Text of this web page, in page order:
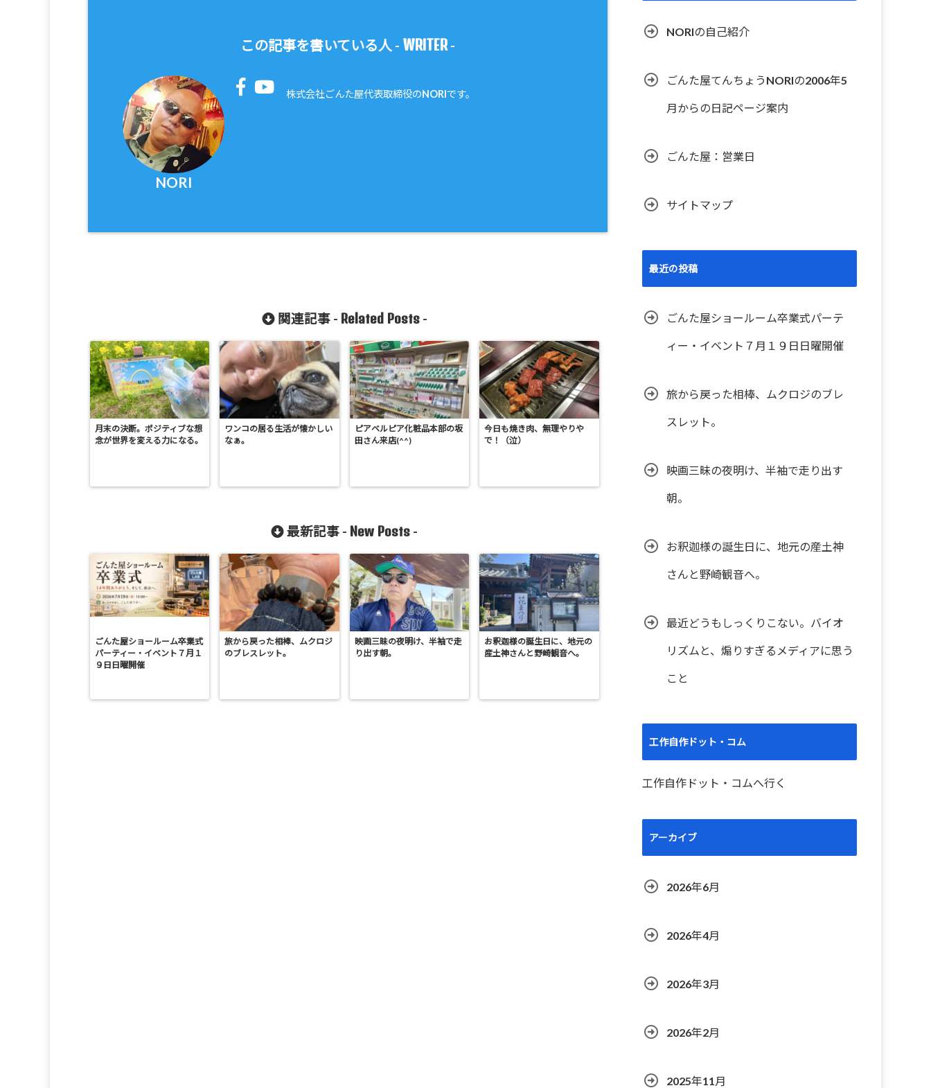
この記事を書いている人 - WRITER-
NORI
株式会社ごんた屋代表取締役のNORIです。
関連記事 - Related Posts-
月末の決断。ポジティブな想
念が世界を変える力になる。
ワンコの居る生活が懐かしい
なぁ。
ピアベルピア化粧品本部の坂
田さん来店(^^)
今日も焼き肉、無理やりや
で！（泣）
最新記事 - New Posts -
ごんた屋ショールーム卒業式
パーティー・イベント７月１
９日日曜開催
旅から戻った相棒、ムクロジ
のブレスレット。
映画三昧の夜明け、半袖で走
り出す朝。
お釈迦様の誕生日に、地元の
産土神さんと野崎観音へ。
NORIの自己紹介
ごんた屋てんちょうNORIの2006年5
月からの日記ページ案内
ごんた屋：営業日
サイトマップ
最近の投稿
ごんた屋ショールーム卒業式パーテ
ィー・イベント７月１９日日曜開催
旅から戻った相棒、ムクロジのブレ
スレット。
映画三昧の夜明け、半袖で走り出す
朝。
お釈迦様の誕生日に、地元の産土神
さんと野崎観音へ。
最近どうもしっくりこない。バイオ
リズムと、煽りすぎるメディアに思う
こと
工作自作ドット・コム
工作自作ドット・コムへ行く
アーカイブ
2026年6月
2026年4月
2026年3月
2026年2月
2025年11月